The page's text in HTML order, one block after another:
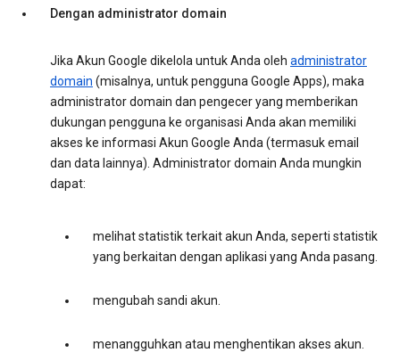
Dengan administrator domain
Jika Akun Google dikelola untuk Anda oleh administrator
domain (misalnya, untuk pengguna Google Apps), maka
administrator domain dan pengecer yang memberikan
dukungan pengguna ke organisasi Anda akan memiliki
akses ke informasi Akun Google Anda (termasuk email
dan data lainnya). Administrator domain Anda mungkin
dapat:
melihat statistik terkait akun Anda, seperti statistik
yang berkaitan dengan aplikasi yang Anda pasang.
mengubah sandi akun.
menangguhkan atau menghentikan akses akun.